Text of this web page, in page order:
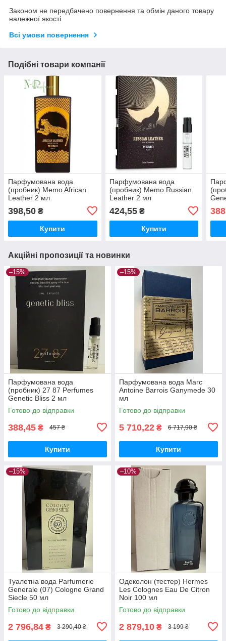
Законом не передбачено повернення та обмін даного товару
належної якості
Всі умови повернення
Подібні товари компанії
Парфумована вода
(пробник) Memo African
Leather 2 мл
398,50 ₴
Купити
Парфумована вода
(пробник) Memo Russian
Leather 2 мл
424,55₴
Купити
Акційні пропозиції та новинки
–15%
Парфумована вода
(пробник) 27 87 Perfumes
Genetic Bliss 2 мл
Готово до відправки
388,45 ₴ 457 ₴
Купити
–15%
Парфумована вода Marc
Antoine Barrois Ganymede 30
мл
Готово до відправки
5 710,22 ₴ 6 717,90 ₴
Купити
–15%
Туалетна вода Parfumerie
Generale (07) Cologne Grand
Siecle 50 мл
Готово до відправки
2 796,84 ₴ 3 290,40 ₴
–10%
Одеколон (тестер) Hermes
Les Colognes Eau De Citron
Noir 100 мл
Готово до відправки
2 879,10 ₴ 3 199 ₴